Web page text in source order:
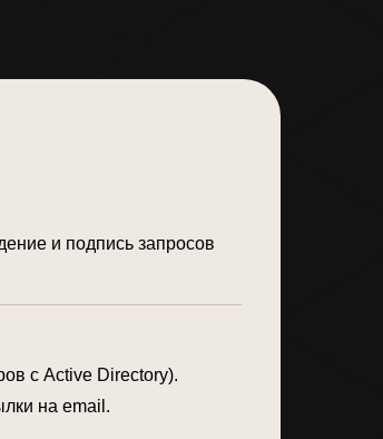
и подпись запросов
на email.
с Active Directory).